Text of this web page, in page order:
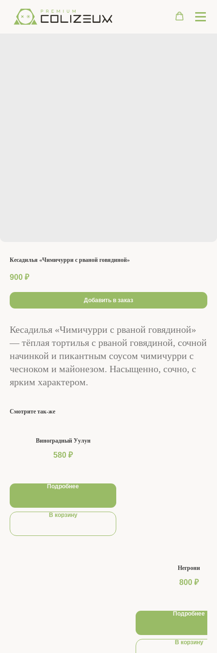
Кесадилья «Чимичурри с рваной говядиной»
900 ₽
Добавить в заказ
Кесадилья «Чимичурри с рваной говядиной»
— тёплая тортилья с рваной говядиной, сочной
начинкой и пикантным соусом чимичурри с
чесноком и майонезом. Насыщенно, сочно, с
ярким характером.
Смотрите так-же
Виноградный Уулун
580 ₽
Подробнее
В корзину
Негрони
800 ₽
Подробнее
В корзину